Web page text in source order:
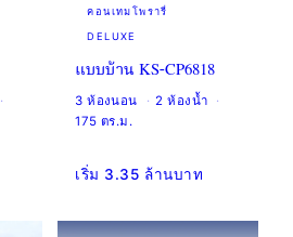
คอนเทมโพรารี่
DELUXE
แบบบ้าน KS-CP6818
3 ห้องนอน
2 ห้องน้ำ
175 ตร.ม.
เริ่ม 3.35 ล้านบาท